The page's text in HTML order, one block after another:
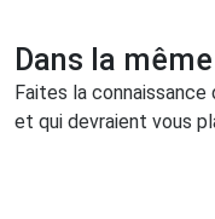
Dans la
Faites la connaissance
et qui devraient vous